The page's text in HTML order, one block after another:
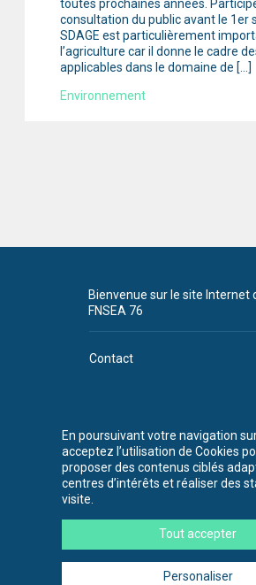
En poursuivant votre navigation
acceptez l’utilisation de Cookies
proposer des contenus ciblés
centres d’intérêts et réaliser des
visite.
Tout accepter
Personaliser
toutes prochaines années.
consultation du public avant le 1er
SDAGE est particulièrement
l’agriculture car il donne le cadre
applicables dans le domaine de […]
Environnement
Bienvenue sur le site Internet
FNSEA 76
Contact
FNSEA 76
530 chemin de la
Bretèque
76230 Bois-
Guillaume
Tél. : 02 35 59 45
00